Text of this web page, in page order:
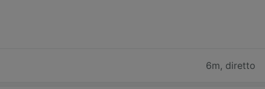
6m, diretto